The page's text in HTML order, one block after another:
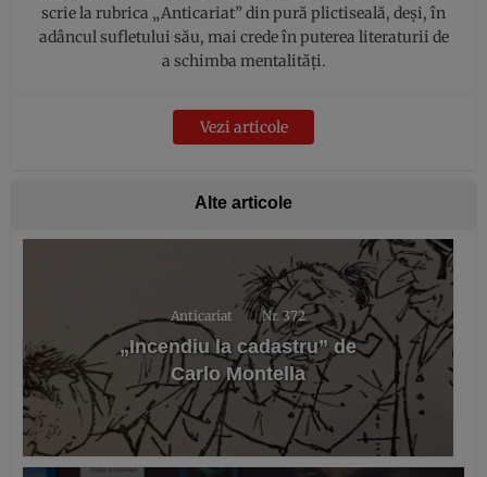
scrie la rubrica „Anticariat” din pură plictiseală, deși, în
adâncul sufletului său, mai crede în puterea literaturii de
a schimba mentalități.
Vezi articole
Alte articole
Anticariat Nr. 372
„Incendiu la cadastru” de
Carlo Montella